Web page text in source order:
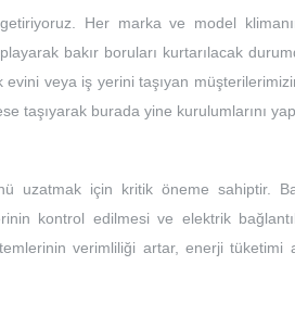
Her marka ve model
bakır boruları kurtarılacak
veya iş yerini taşıyan
taşıyarak burada yine kurulumlarını
uzatmak için kritik öneme sahiptir.
kontrol edilmesi ve elektrik
verimliliği artar, enerji tüketimi